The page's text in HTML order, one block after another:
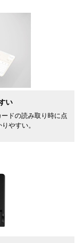
い
ドの読み取り時に点
やすい。